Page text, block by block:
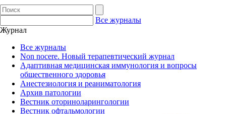
Все журналы
Журнал
Все журналы
Non nocere. Новый терапевтический журнал
Адаптивная медицинская иммунология и вопросы
общественного здоровья
Анестезиология и реаниматология
Архив патологии
Вестник оториноларингологии
Вестник офтальмологии